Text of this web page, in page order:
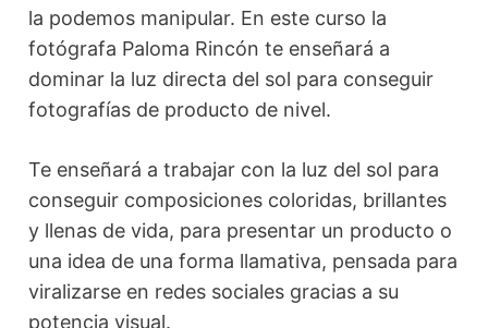
la podemos manipular. En este curso la
fotógrafa Paloma Rincón te enseñará a
dominar la luz directa del sol para conseguir
fotografías de producto de nivel.
Te enseñará a trabajar con la luz del sol para
conseguir composiciones coloridas, brillantes
y llenas de vida, para presentar un producto o
una idea de una forma llamativa, pensada para
viralizarse en redes sociales gracias a su
potencia visual.